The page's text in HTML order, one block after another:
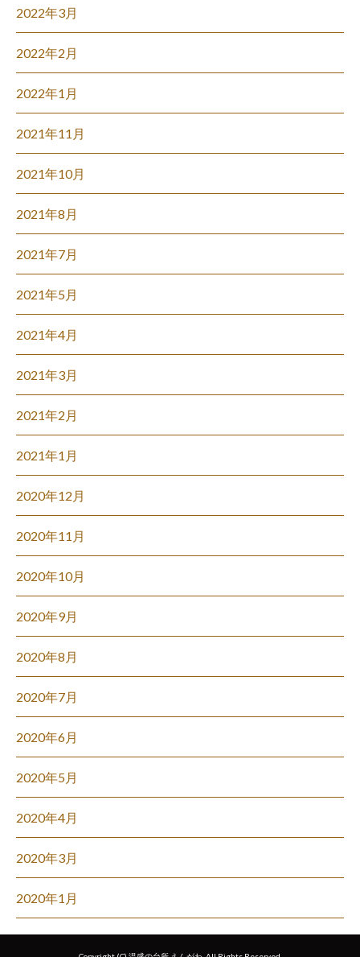
2022年3月
2022年2月
2022年1月
2021年11月
2021年10月
2021年8月
2021年7月
2021年5月
2021年4月
2021年3月
2021年2月
2021年1月
2020年12月
2020年11月
2020年10月
2020年9月
2020年8月
2020年7月
2020年6月
2020年5月
2020年4月
2020年3月
2020年1月